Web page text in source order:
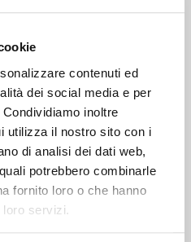
contenuti ed
dei social media e per
inoltre
utilizza il nostro sito con i
di analisi dei dati web,
potrebbero combinarle
fornito loro o che hanno
servizi.
serie